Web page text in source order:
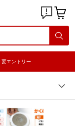
要エントリー